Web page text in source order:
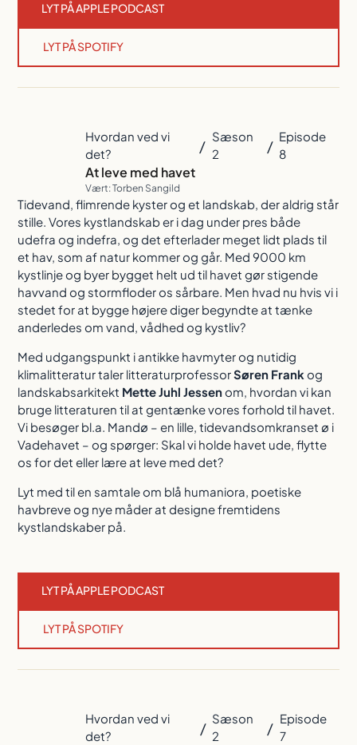
LYT PÅ APPLE PODCAST
LYT PÅ SPOTIFY
Hvordan ved vi
det?
/ Sæson
2
/ Episode
8
At leve med havet
Vært: Torben Sangild
Tidevand, flimrende kyster og et landskab, der aldrig står
stille. Vores kystlandskab er i dag under pres både
udefra og indefra, og det efterlader meget lidt plads til
et hav, som af natur kommer og går. Med 9000 km
kystlinje og byer bygget helt ud til havet gør stigende
havvand og stormfloder os sårbare. Men hvad nu hvis vi i
stedet for at bygge højere diger begyndte at tænke
anderledes om vand, vådhed og kystliv?
Med udgangspunkt i antikke havmyter og nutidig
klimalitteratur taler litteraturprofessorSøren Frank og
landskabsarkitekt Mette Juhl Jessenom, hvordan vi kan
bruge litteraturen til at gentænke vores forhold til havet.
Vi besøger bl.a. Mandø – en lille, tidevandsomkranset ø i
Vadehavet – og spørger: Skal vi holde havet ude, flytte
os for det eller lære at leve med det?
Lyt med til en samtale om blå humaniora, poetiske
havbreve og nye måder at designe fremtidens
kystlandskaber på.
LYT PÅ APPLE PODCAST
LYT PÅ SPOTIFY
Hvordan ved vi
det?
/ Sæson
2
/ Episode
7